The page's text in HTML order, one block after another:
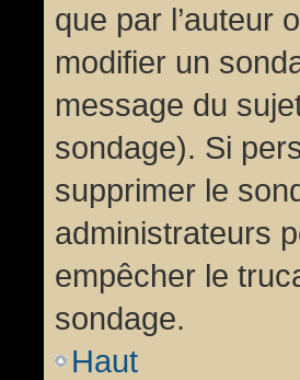
que par l’auteur
modifier un
message du
sondage). Si
supprimer le
administrateurs
empêcher le
sondage.
Haut